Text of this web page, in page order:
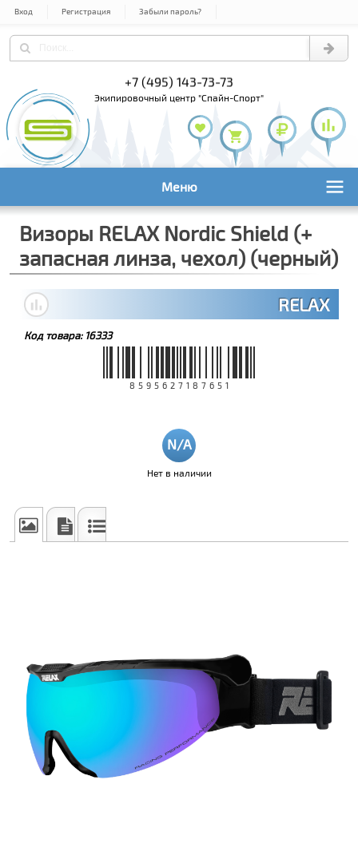
Вход Регистрация Забыли пароль?
+7 (495) 143-73-73
экипировочный центр "Спайн-Спорт"
Меню
Визоры RELAX Nordic Shield (+
запасная линза, чехол) (черный)
RELAX
Код товара: 16333
8595627187651
Нет в наличии